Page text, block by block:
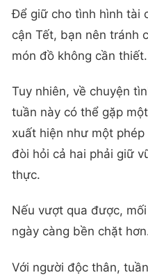
Để giữ cho tình hình tài
cận Tết, bạn nên tránh
món đồ không cần thiết.
Tuy nhiên, về chuyện
tuần này có thể gặp
xuất hiện như một
đòi hỏi cả hai phải giữ
thực.
Nếu vượt qua được,
ngày càng bền chặt
Với người độc thân,